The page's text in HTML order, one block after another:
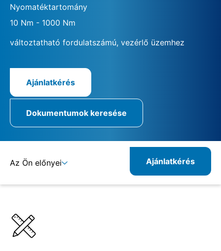
Nyomatéktartomány
10 Nm - 1000 Nm
változtatható fordulatszámú, vezérlő üzemhez
Ajánlatkérés
Dokumentumok keresése
Az Ön előnyei
Rokon termékek
Ajánlatkérés